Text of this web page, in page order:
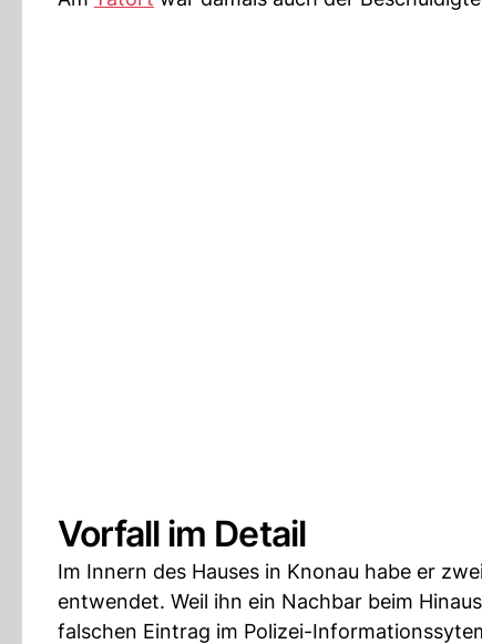
Vorfall im Detail
Im Innern des Hauses in Knonau habe er
entwendet. Weil ihn ein Nachbar beim
falschen Eintrag im Polizei-